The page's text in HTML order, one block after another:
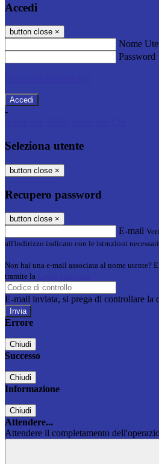
Accedi
button close ×
Nome
Password
-
Seleziona utente
button close ×
Recupero password
button close ×
E-mail
all'indirizzo indicato con le istruzioni
Non hai una e-mail associata al nome utente?
tramite la
E-mail inviata, si prega di controllare la
Errore
Chiudi
Successo
Chiudi
Informazione
Chiudi
Attendere...
Attendere il completamento